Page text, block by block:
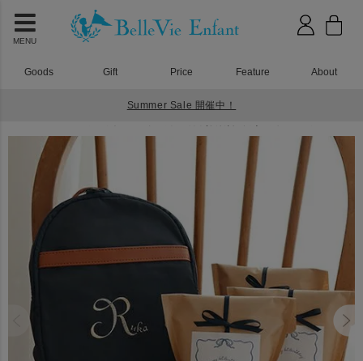
MENU
Goods Gift Price Feature About
Summer Sale 開催中！
一升餅 一升米で１歳のお誕生日をおしゃれにお祝いしよう